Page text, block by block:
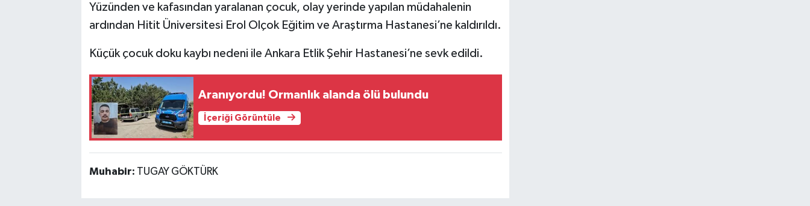
Yüzünden ve kafasından yaralanan çocuk, olay yerinde yapılan müdahalenin
ardından Hitit Üniversitesi Erol Olçok Eğitim ve Araştırma Hastanesi’ne kaldırıldı.
Küçük çocuk doku kaybı nedeni ile Ankara Etlik Şehir Hastanesi’ne sevk edildi.
Aranıyordu! Ormanlık alanda ölü bulundu
İçeriği Görüntüle
Muhabir: TUGAY GÖKTÜRK